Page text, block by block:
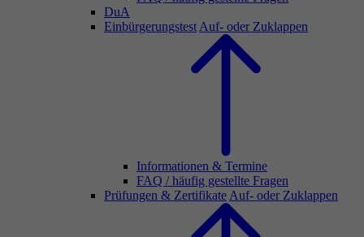
DuA
Einbürgerungstest Auf- oder Zuklappen
Informationen & Termine
FAQ / häufig gestellte Fragen
Prüfungen & Zertifikate Auf- oder Zuklappen